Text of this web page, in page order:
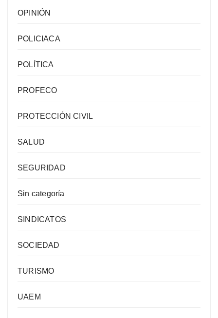
OPINIÓN
POLICIACA
POLÍTICA
PROFECO
PROTECCIÓN CIVIL
SALUD
SEGURIDAD
Sin categoría
SINDICATOS
SOCIEDAD
TURISMO
UAEM